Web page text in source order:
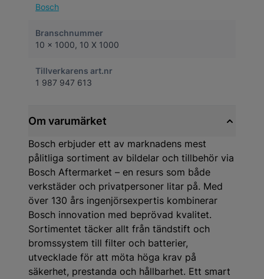
Bosch
Branschnummer
10 x 1000, 10 X 1000
Tillverkarens art.nr
1 987 947 613
Om varumärket
Bosch erbjuder ett av marknadens mest
pålitliga sortiment av bildelar och tillbehör via
Bosch Aftermarket – en resurs som både
verkstäder och privatpersoner litar på. Med
över 130 års ingenjörsexpertis kombinerar
Bosch innovation med beprövad kvalitet.
Sortimentet täcker allt från tändstift och
bromssystem till filter och batterier,
utvecklade för att möta höga krav på
säkerhet, prestanda och hållbarhet. Ett smart